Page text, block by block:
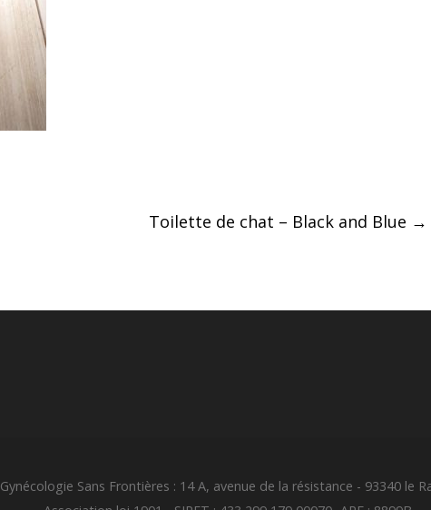
Toilette de chat – Black and Blue →
Gynécologie Sans Frontières : 14 A, avenue de la résistance - 93340 le